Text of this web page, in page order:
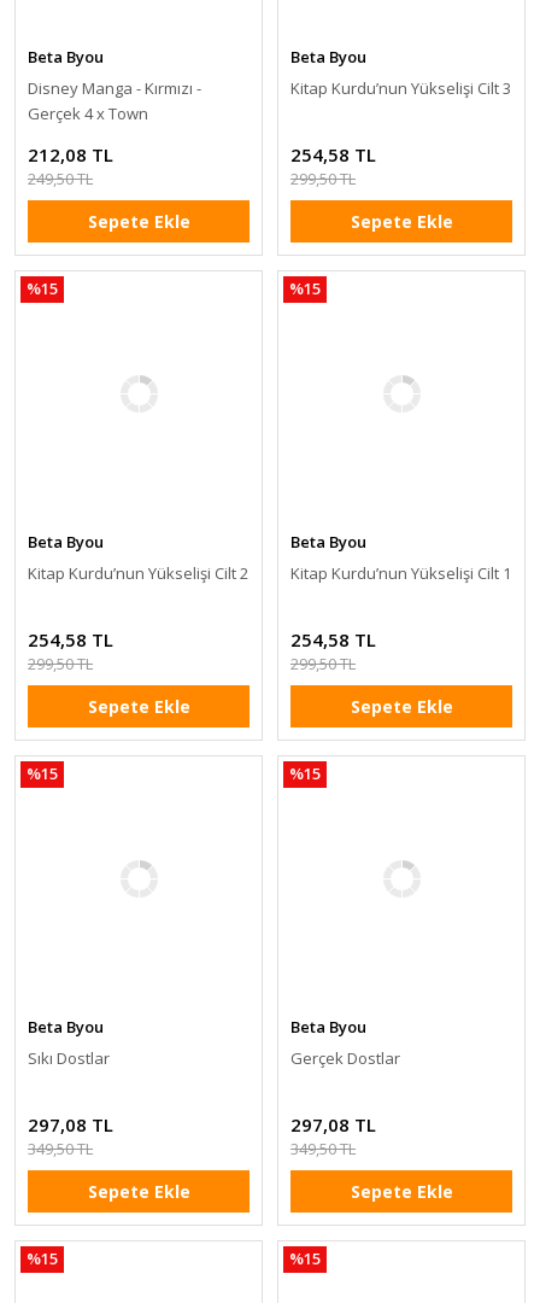
Beta Byou
Disney Manga - Kırmızı -
Gerçek 4 x Town
212,08 TL
249,50 TL
Sepete Ekle
Beta Byou
Kitap Kurdu’nun Yükselişi Cilt 3
254,58 TL
299,50 TL
Sepete Ekle
%15
Beta Byou
Kitap Kurdu’nun Yükselişi Cilt 2
254,58 TL
299,50 TL
Sepete Ekle
%15
Beta Byou
Kitap Kurdu’nun Yükselişi Cilt 1
254,58 TL
299,50 TL
Sepete Ekle
%15
Beta Byou
Sıkı Dostlar
297,08 TL
349,50 TL
Sepete Ekle
%15
Beta Byou
Gerçek Dostlar
297,08 TL
349,50 TL
Sepete Ekle
%15 %15